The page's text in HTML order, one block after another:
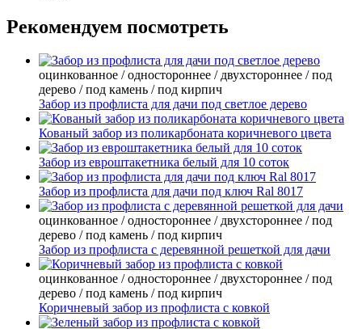
Рекомендуем посмотреть
оцинкованное / одностороннее / двухстороннее / под
дерево / под камень / под кирпич
Забор из профлиста для дачи под светлое дерево
Кованый забор из поликарбоната коричневого цвета
Забор из евроштакетника белый для 10 соток
Забор из профлиста для дачи под ключ Ral 8017
оцинкованное / одностороннее / двухстороннее / под
дерево / под камень / под кирпич
Забор из профлиста с деревянной решеткой для дачи
оцинкованное / одностороннее / двухстороннее / под
дерево / под камень / под кирпич
Коричневый забор из профлиста с ковкой